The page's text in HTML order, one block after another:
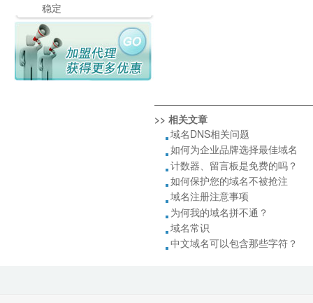
稳定
>> 相关文章
域名DNS相关问题
如何为企业品牌选择最佳域名
计数器、留言板是免费的吗？
如何保护您的域名不被抢注
域名注册注意事项
为何我的域名拼不通？
域名常识
中文域名可以包含那些字符？